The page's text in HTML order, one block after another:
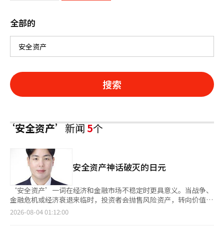
全部的
搜索
‘安全资产’新闻5个
安全资产神话破灭的日元
‘安全资产’一词在经济和金融市场不稳定时更具意义。当战争、
金融危机或经济衰退来临时，投资者会抛售风险资产，转向价值稳
定的资产。美元、黄金、瑞士法郎和日本日元长期以来被视为代表
2026-08-04 01:12:00